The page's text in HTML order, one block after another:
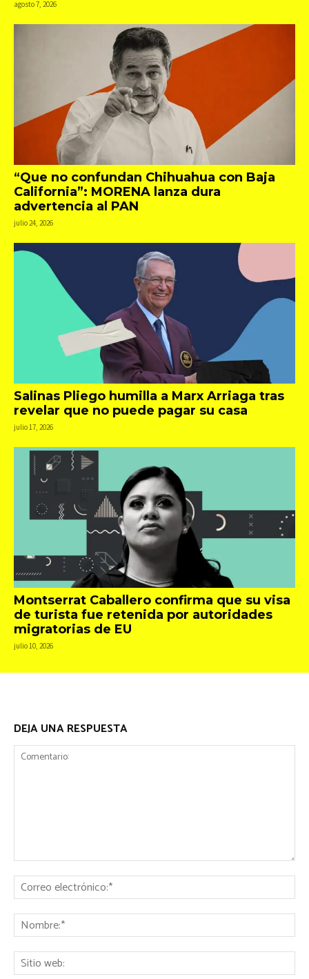
agosto 7, 2026
“Que no confundan Chihuahua con Baja
California”: MORENA lanza dura
advertencia al PAN
julio 24, 2026
Salinas Pliego humilla a Marx Arriaga tras
revelar que no puede pagar su casa
julio 17, 2026
Montserrat Caballero confirma que su visa
de turista fue retenida por autoridades
migratorias de EU
julio 10, 2026
DEJA UNA RESPUESTA